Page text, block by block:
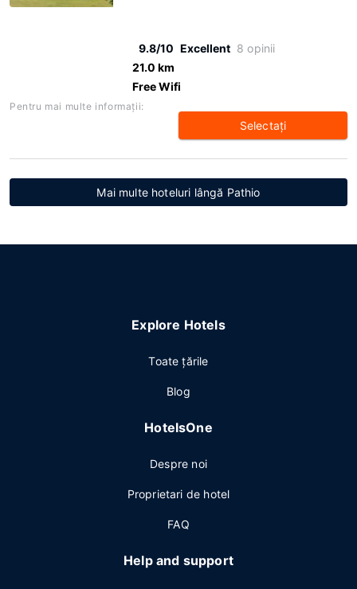
9.8/10 Excellent 8 opinii
21.0 km
Free Wifi
Pentru mai multe informaţii:
Selectaţi
Mai multe hoteluri lângă Pathio
Explore Hotels
Toate ţările
Blog
HotelsOne
Despre noi
Proprietari de hotel
FAQ
Help and support